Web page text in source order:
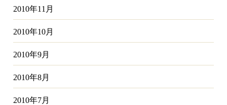
2010年11月
2010年10月
2010年9月
2010年8月
2010年7月